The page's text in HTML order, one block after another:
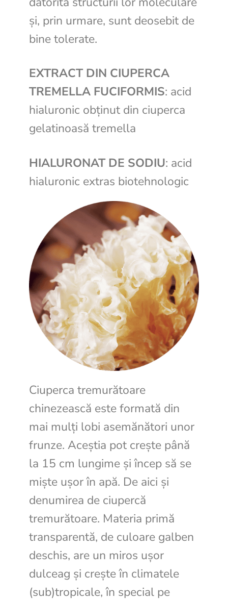
și, prin urmare, sunt deosebit de
bine tolerate.
EXTRACT DIN CIUPERCA
TREMELLA FUCIFORMIS: acid
hialuronic obţinut din ciuperca
gelatinoasă tremella
HIALURONAT DE SODIU: acid
hialuronic extras biotehnologic
Ciuperca tremurătoare
chinezească este formată din
mai mulți lobi asemănători unor
frunze. Aceștia pot crește până
la 15 cm lungime și încep să se
miște ușor în apă. De aici și
denumirea de ciupercă
tremurătoare. Materia primă
transparentă, de culoare galben
deschis, are un miros ușor
dulceag și crește în climatele
(sub)tropicale, în special pe